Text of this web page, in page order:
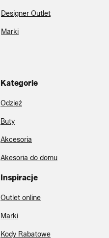
Designer Outlet
Marki
Kategorie
Odzież
Buty
Akcesoria
Akesoria do domu
Inspiracje
Outlet online
Marki
Kody Rabatowe